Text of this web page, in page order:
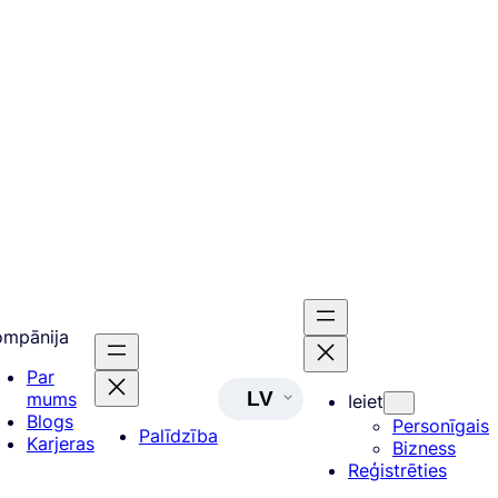
Par
mums
Blogs
Karjeras
Palīdzība
LV
Ieiet
Personīgais
Bizness
Reģistrēties